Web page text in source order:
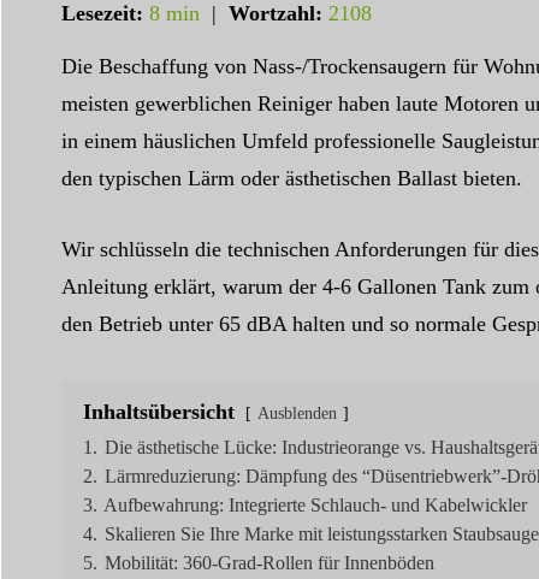
Lesezeit: 8 min| Wortzahl: 2108
Die Beschaffung von Nass-/Trockensaugern für
meisten gewerblichen Reiniger haben laute Motoren
in einem häuslichen Umfeld professionelle
den typischen Lärm oder ästhetischen Ballast bieten.
Wir schlüsseln die technischen Anforderungen für
Anleitung erklärt, warum der 4-6 Gallonen Tank
den Betrieb unter 65 dBA halten und so normale
Inhaltsübersicht Ausblenden
1. Die ästhetische Lücke: Industrieorange vs.
2. Lärmreduzierung: Dämpfung des “Düsentriebwerk”-
3. Aufbewahrung: Integrierte Schlauch- und Kabelwickler
4. Skalieren Sie Ihre Marke mit leistungsstarken
5. Mobilität: 360-Grad-Rollen für Innenböden